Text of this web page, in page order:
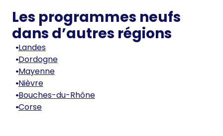
Les programmes neufs
dans d’autres régions
Landes
Dordogne
Mayenne
Nièvre
Bouches-du-Rhône
Corse